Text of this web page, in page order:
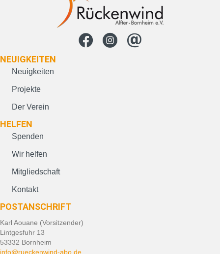
NEUIG­KEITEN
Neuigkeiten
Projekte
Der Verein
HELFEN
Spenden
Wir helfen
Mitgliedschaft
Kontakt
POST­ANSCHRIFT
Karl Aouane (Vorsitzender)
Lintgesfuhr 13
53332 Bornheim
info@rueckenwind-abo.de